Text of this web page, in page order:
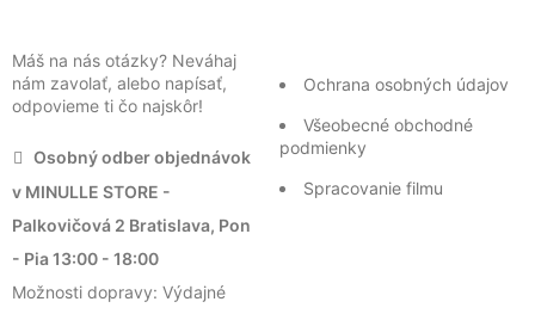
Máš na nás otázky? Neváhaj
nám zavolať, alebo napísať,
odpovieme ti čo najskôr!
Osobný odber objednávok
v MINULLE STORE -
Palkovičová 2 Bratislava, Pon
- Pia 13:00 - 18:00
Možnosti dopravy: Výdajné
Ochrana osobných údajov
Všeobecné obchodné
podmienky
Spracovanie filmu